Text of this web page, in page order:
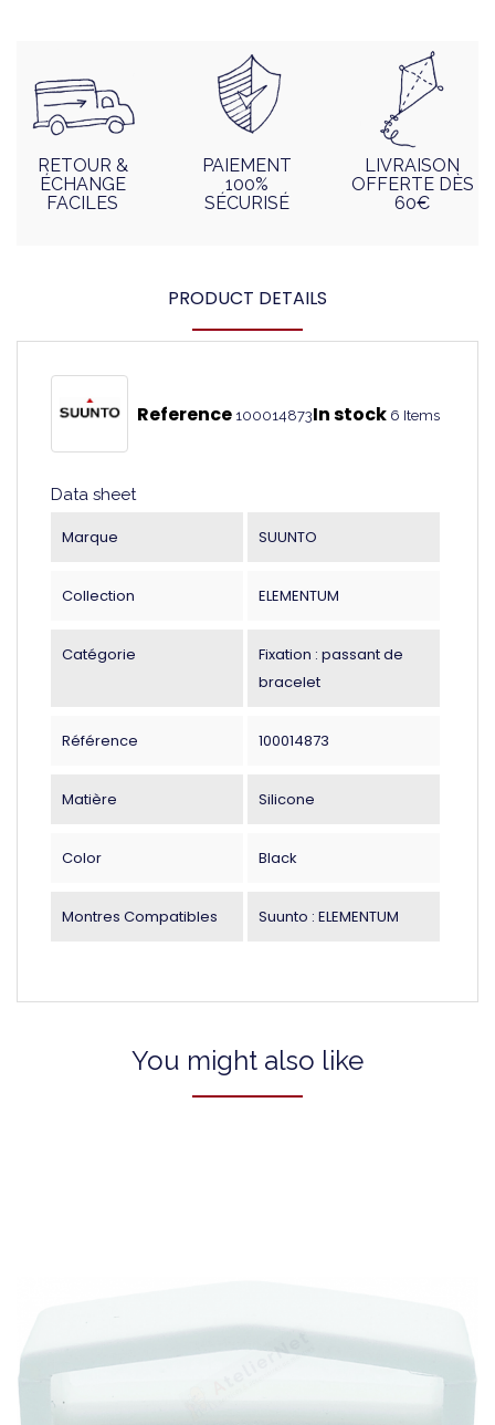
RETOUR &
ÉCHANGE
FACILES
PAIEMENT
100%
SÉCURISÉ
LIVRAISON
OFFERTE DÈS
60€
PRODUCT DETAILS
Reference 100014873In stock 6 Items
Data sheet
Marque SUUNTO
Collection ELEMENTUM
Catégorie
Fixation : passant de
bracelet
Référence 100014873
Matière Silicone
Color Black
Montres Compatibles Suunto : ELEMENTUM
You might also like